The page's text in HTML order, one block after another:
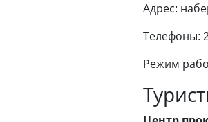
Адрес:
Телефоны:
Режим